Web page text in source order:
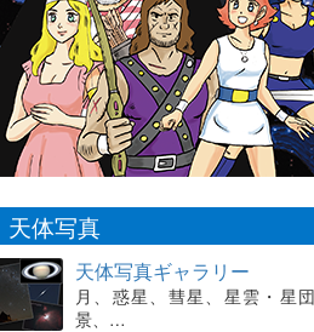
天体写真
天体写真ギャラリー
月、惑星、彗星、星雲・星
景、…